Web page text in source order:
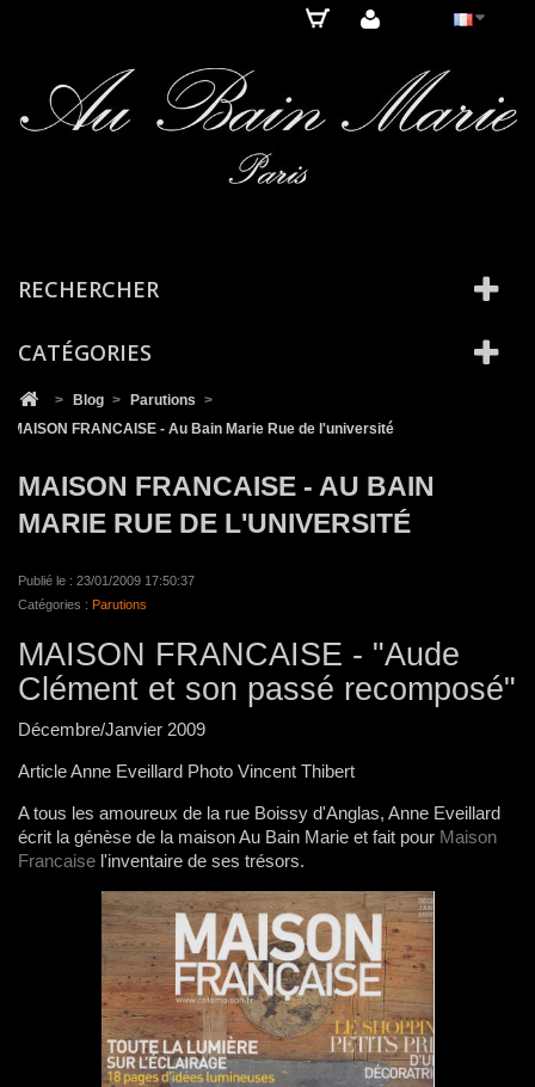
RECHERCHER
CATÉGORIES
> Blog > Parutions >
MAISON FRANCAISE - Au Bain Marie Rue de l'université
MAISON FRANCAISE - AU BAIN
MARIE RUE DE L'UNIVERSITÉ
Publié le : 23/01/2009 17:50:37
Catégories : Parutions
MAISON FRANCAISE - "Aude
Clément et son passé recomposé"
Décembre/Janvier 2009
Article Anne Eveillard Photo Vincent Thibert
A tous les amoureux de la rue Boissy d'Anglas, Anne Eveillard
écrit la génèse de la maison Au Bain Marie et fait pour Maison
Francaise l'inventaire de ses trésors.